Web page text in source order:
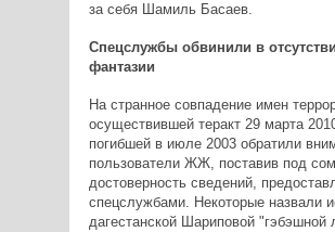
за себя Шамиль Басаев.
Спецслужбы обвинили в
фантазии
На странное совпадение имен
осуществившей теракт 29 марта
погибшей в июле 2003 обратили
пользователи ЖЖ, поставив под
достоверность сведений,
спецслужбами. Некоторые назвали
дагестанской Шариповой "гэбэшной